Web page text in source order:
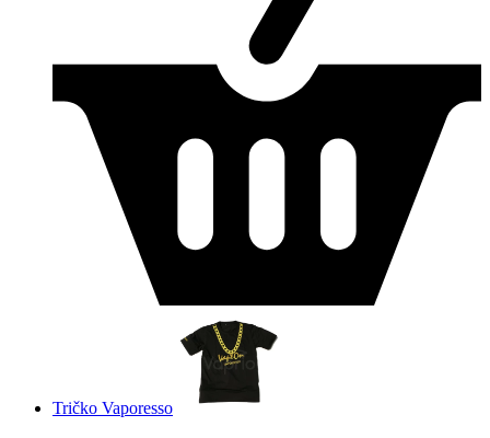
Tričko Vaporesso